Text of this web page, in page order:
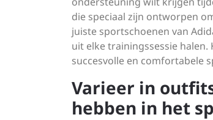
die speciaal zijn ontworpen
juiste sportschoenen van
uit elke trainingssessie
succesvolle en comfortabele
Varieer in
hebben in het